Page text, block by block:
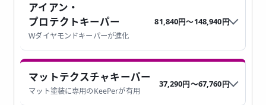
アイアン・
プロテクトキーパー
Wダイヤモンドキーパーが進化
81,840円〜148,940円
マットテクスチャキーパー
マット塗装に専用のKeePerが有用
37,290円〜67,760円